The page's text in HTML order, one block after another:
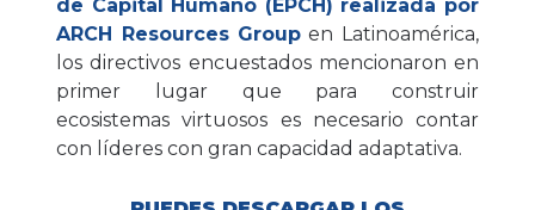
de Capital Humano (EPCH) realizada por
ARCH Resources Group en Latinoamérica,
los directivos encuestados mencionaron en
primer lugar que para construir
ecosistemas virtuosos es necesario contar
con líderes con gran capacidad adaptativa.